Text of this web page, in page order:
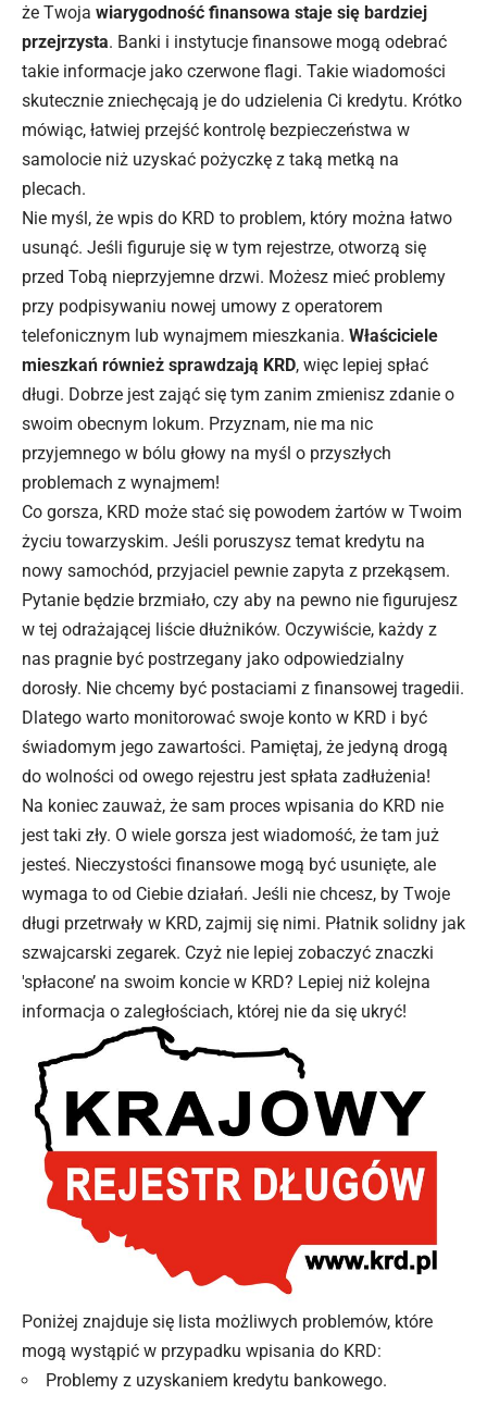
że Twoja wiarygodność finansowa staje się bardziej
przejrzysta. Banki i instytucje finansowe mogą odebrać
takie informacje jako czerwone flagi. Takie wiadomości
skutecznie zniechęcają je do udzielenia Ci kredytu. Krótko
mówiąc, łatwiej przejść kontrolę bezpieczeństwa w
samolocie niż uzyskać pożyczkę z taką metką na
plecach.
Nie myśl, że wpis do KRD to problem, który można łatwo
usunąć. Jeśli figuruje się w tym rejestrze, otworzą się
przed Tobą nieprzyjemne drzwi. Możesz mieć problemy
przy podpisywaniu nowej umowy z operatorem
telefonicznym lub wynajmem mieszkania. Właściciele
mieszkań również sprawdzają KRD, więc lepiej spłać
długi. Dobrze jest zająć się tym zanim zmienisz zdanie o
swoim obecnym lokum. Przyznam, nie ma nic
przyjemnego w bólu głowy na myśl o przyszłych
problemach z wynajmem!
Co gorsza, KRD może stać się powodem żartów w Twoim
życiu towarzyskim. Jeśli poruszysz temat kredytu na
nowy samochód, przyjaciel pewnie zapyta z przekąsem.
Pytanie będzie brzmiało, czy aby na pewno nie figurujesz
w tej odrażającej liście dłużników. Oczywiście, każdy z
nas pragnie być postrzegany jako odpowiedzialny
dorosły. Nie chcemy być postaciami z finansowej tragedii.
Dlatego warto monitorować swoje konto w KRD i być
świadomym jego zawartości. Pamiętaj, że jedyną drogą
do wolności od owego rejestru jest spłata zadłużenia!
Na koniec zauważ, że sam proces wpisania do KRD nie
jest taki zły. O wiele gorsza jest wiadomość, że tam już
jesteś. Nieczystości finansowe mogą być usunięte, ale
wymaga to od Ciebie działań. Jeśli nie chcesz, by Twoje
długi przetrwały w KRD, zajmij się nimi. Płatnik solidny jak
szwajcarski zegarek. Czyż nie lepiej zobaczyć znaczki
'spłacone’ na swoim koncie w KRD? Lepiej niż kolejna
informacja o zaległościach, której nie da się ukryć!
Poniżej znajduje się lista możliwych problemów, które
mogą wystąpić w przypadku wpisania do KRD:
Problemy z uzyskaniem kredytu bankowego.